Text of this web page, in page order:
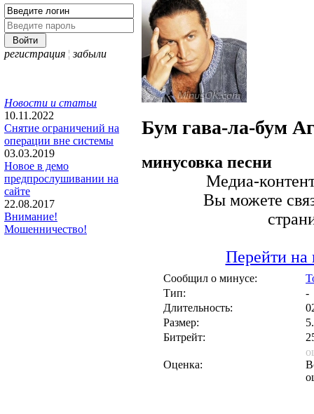
регистрация ¦ забыли
Новости и статьи
10.11.2022
Снятие ограничений на
операции вне системы
03.03.2019
Новое в демо
предпрослушивании на
сайте
22.08.2017
Внимание!
Мошенничество!
Бум гава-ла-бум
минусовка песни
Медиа-
Вы можете
Перейти на
Сообщил о минусе:
Тип:
-
Длительность:
Размер:
Битрейт:
Оценка: